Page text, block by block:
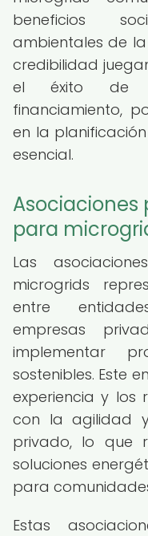
beneficios
ambientales de
credibilidad
el éxito de
financiamiento,
en la
esencial.
para
Las
microgrids
entre
empresas
implementar
sostenibles. Este
experiencia y los
con la agilidad
privado, lo que
soluciones
para
Estas